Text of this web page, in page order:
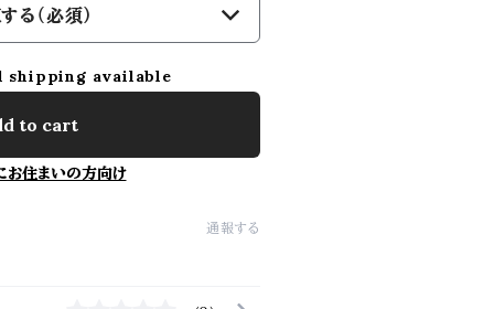
る（必須）
available
to cart
お住まいの方向け
通報する